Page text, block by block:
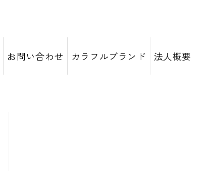
お問い合わせ カラフルブランド 法人概要